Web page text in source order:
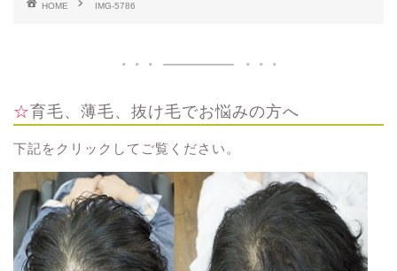
HOME IMG-5786
☆育毛、薄毛、抜け毛でお悩みの方へ
下記をクリックしてご覧ください。